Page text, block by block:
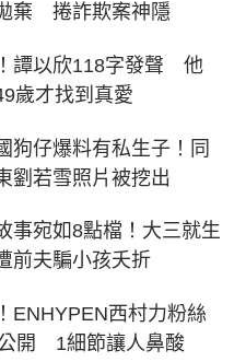
棄 捲詐欺案神隱
譚以欣118字發聲 他
歲才找到真愛
狗仔爆料有私生子！同
劉若雪照片被挖出
事宛如8點檔！大三就生
前夫騙小孩夭折
ENHYPEN西村力粉絲
開 1細節讓人鼻酸